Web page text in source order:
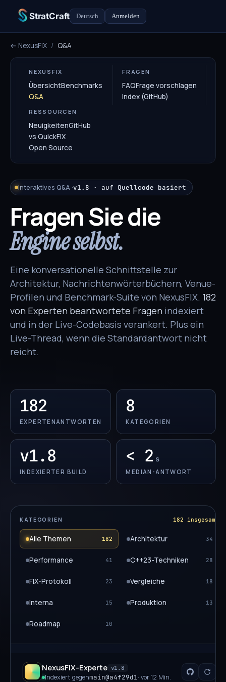
StratCraft Deutsch Anmelden
← NexusFIX / Q&A
NEXUSFIX
ÜbersichtBenchmarks
Q&A
FRAGEN
FAQFrage vorschlagen
Index (GitHub)
RESSOURCEN
NeuigkeitenGitHub
vs QuickFIX
Open Source
Interaktives Q&A ·v1.8 · auf Quellcode basiert
Fragen Sie die
Engine selbst.
Eine konversationelle Schnittstelle zur
Architektur, Nachrichtenwörterbüchern, Venue-
Profilen und Benchmark-Suite von NexusFIX. 182
von Experten beantwortete Fragen indexiert
und in der Live-Codebasis verankert. Plus ein
Live-Thread, wenn die Standardantwort nicht
reicht.
182
EXPERTENANTWORTEN
8
KATEGORIEN
v1.8
INDEXIERTER BUILD
< 2 s
MEDIAN-ANTWORT
KATEGORIEN 182 insgesamt
Alle Themen 182 Architektur 34
Performance 41 C++23-Techniken 28
FIX-Protokoll 23 Vergleiche 18
Interna 15 Produktion 13
Roadmap 10
NexusFIX-Experte v1.8
Indexiert gegenmain@a4f29d1· vor 12 Min.